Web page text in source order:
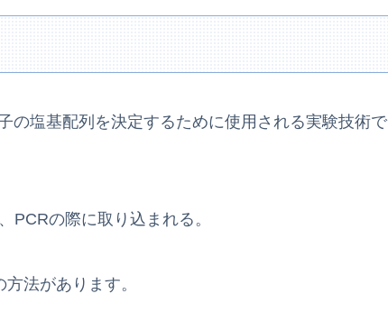
の塩基配列を決定するために使用される実験技術で
PCRの際に取り込まれる。
法があります。